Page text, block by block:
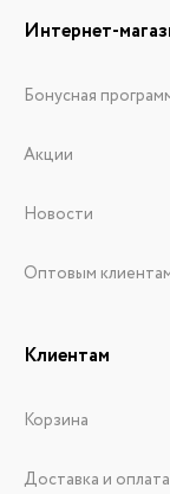
Интернет-
Бонусная
Акции
Новости
Оптовым
Клиентам
Корзина
Доставка и оплата